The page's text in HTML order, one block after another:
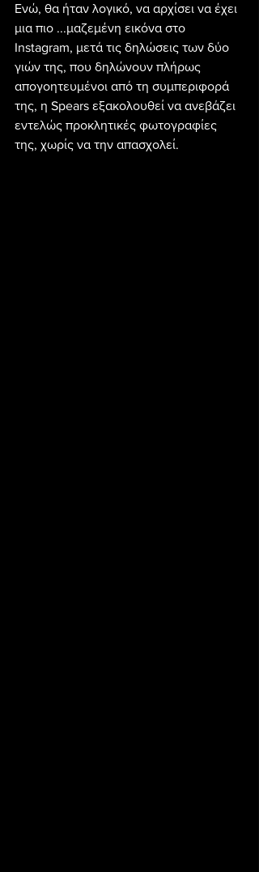
Ενώ, θα ήταν λογικό, να αρχίσει να έχει
μια πιο ...μαζεμένη εικόνα στο
Instagram, μετά τις δηλώσεις των δύο
γιών της, που δηλώνουν πλήρως
απογοητευμένοι από τη συμπεριφορά
της, η Spears εξακολουθεί να ανεβάζει
εντελώς προκλητικές φωτογραφίες
της, χωρίς να την απασχολεί.